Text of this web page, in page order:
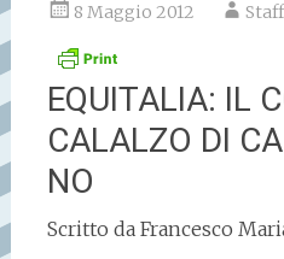
8 Maggio 2012 Staff
EQUITALIA: IL
CALALZO DI
NO
Scritto da Francesco